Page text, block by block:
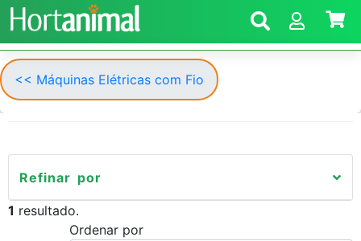
<< Máquinas Elétricas com Fio
Refinar por
1 resultado.
Ordenar por